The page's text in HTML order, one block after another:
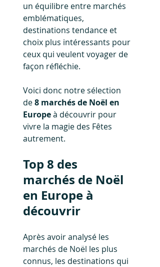
un équilibre entre marchés
emblématiques,
destinations tendance et
choix plus intéressants pour
ceux qui veulent voyager de
façon réfléchie.
Voici donc notre sélection
de 8 marchés de Noël en
Europe à découvrir pour
vivre la magie des Fêtes
autrement.
Top 8 des
marchés de Noël
en Europe à
découvrir
Après avoir analysé les
marchés de Noël les plus
connus, les destinations qui